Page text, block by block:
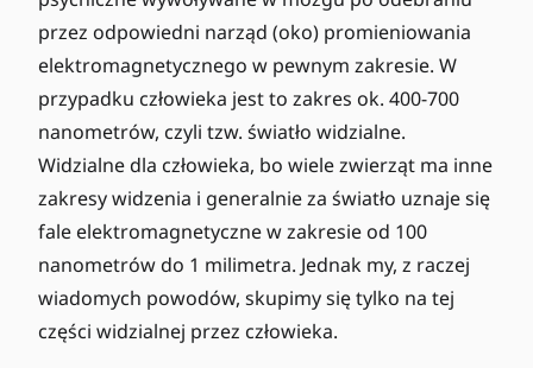
przez odpowiedni narząd (oko) promieniowania
elektromagnetycznego w pewnym zakresie. W
przypadku człowieka jest to zakres ok. 400-700
nanometrów, czyli tzw. światło widzialne.
Widzialne dla człowieka, bo wiele zwierząt ma inne
zakresy widzenia i generalnie za światło uznaje się
fale elektromagnetyczne w zakresie od 100
nanometrów do 1 milimetra. Jednak my, z raczej
wiadomych powodów, skupimy się tylko na tej
części widzialnej przez człowieka.